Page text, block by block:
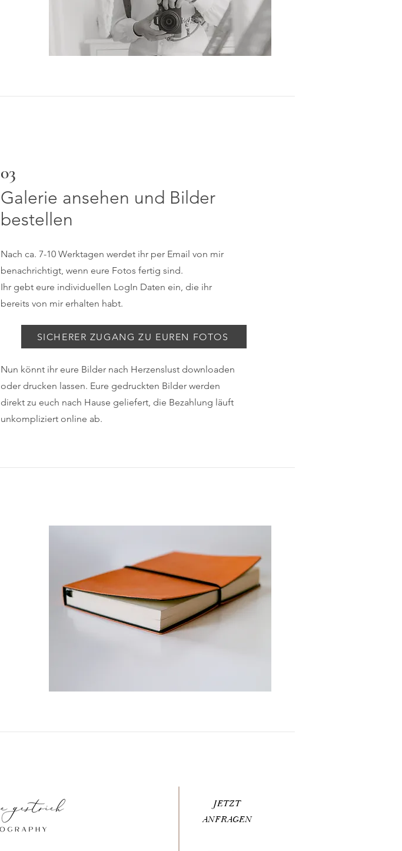
03
Galerie ansehen und Bilder
bestellen
Nach ca. 7-10 Werktagen werdet ihr per Email von mir
benachrichtigt, wenn eure Fotos fertig sind.
Ihr gebt eure individuellen LogIn Daten ein, die ihr
bereits von mir erhalten habt.
Nun könnt ihr eure Bilder nach Herzenslust downloaden
oder drucken lassen. Eure gedruckten Bilder werden
direkt zu euch nach Hause geliefert, die Bezahlung läuft
unkompliziert online ab.
SICHERER ZUGANG ZU EUREN FOTOS
JETZT
ANFRAGEN